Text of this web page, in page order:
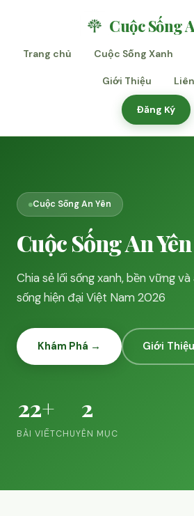
Cuộc Sống
Trang chủ Cuộc Sống Xanh
Giới Thiệu
Đăng Ký
Cuộc Sống An Yên
Cuộc Sống An Yên
Chia sẻ lối sống xanh, bền vững
sống hiện đại Việt Nam 2026
Khám Phá → Giới Thiệu
22+
BÀI VIẾT
2
CHUYÊN MỤC